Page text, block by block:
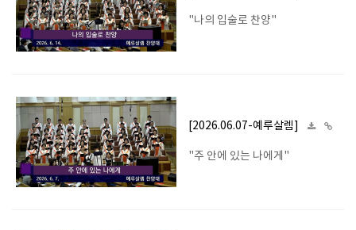
"나의 입술로 찬양"
[2026.06.07-예루살렘]
"주 안에 있는 나에게"